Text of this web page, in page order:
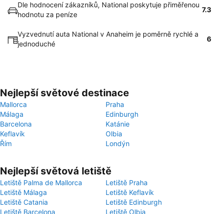
Dle hodnocení zákazníků, National poskytuje přiměřenou
hodnotu za peníze
7.3
Vyzvednutí auta National v Anaheim je poměrně rychlé a
jednoduché
6
Nejlepší světové destinace
Mallorca
Praha
Málaga
Edinburgh
Barcelona
Katánie
Keflavík
Olbia
Řím
Londýn
Nejlepší světová letiště
Letiště Palma de Mallorca
Letiště Praha
Letiště Málaga
Letiště Keflavík
Letiště Catania
Letiště Edinburgh
Letiště Barcelona
Letiště Olbia